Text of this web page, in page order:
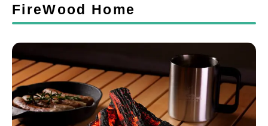
FireWood Home